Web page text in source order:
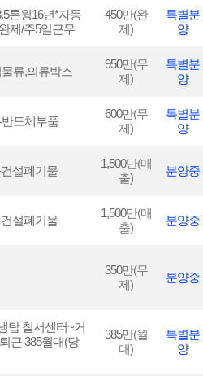
톤윙16년*자동
제​/주5일근무​
450만(완
제)
특별분
양
류,의류박스
950만(무
제)
특별분
양
도체부품
600만(무
제)
특별분
양
설폐기물
1,500만(매
출)
분양중
설폐기물
1,500만(매
출)
분양중
350만(무
제)
분양중
탑 칠서센터~거
근 385월대(당
385만(월
대)
특별분
양